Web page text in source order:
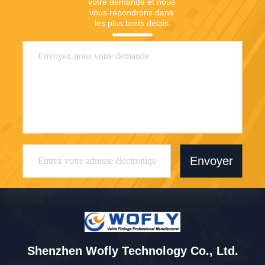
votre demande et nous
vous répondrons dans
les plus brefs délais.
Envoyer
Shenzhen Wofly Technology Co., Ltd.